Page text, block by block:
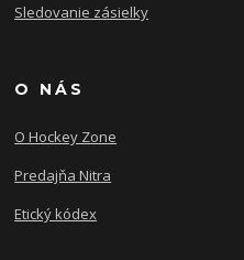
Sledovanie zásielky
O NÁS
O Hockey Zone
Predajňa Nitra
Etický kódex